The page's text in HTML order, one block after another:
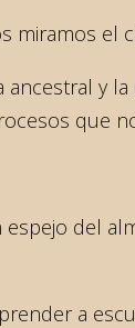
miramos el
ancestral y
que
del
a